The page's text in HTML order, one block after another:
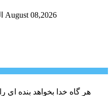
August 08,2026
هر گاه خدا بخواهد بنده اي